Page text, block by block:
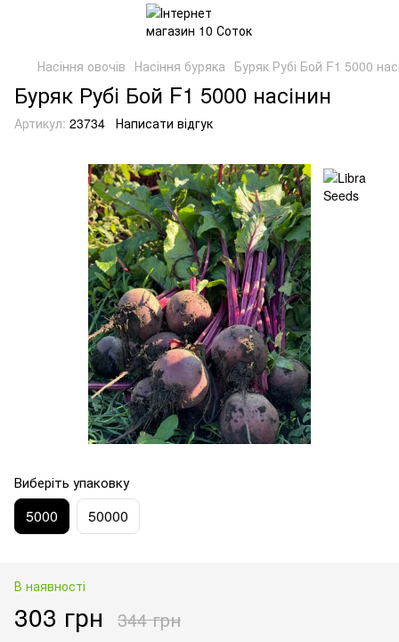
Насіння овочів Насіння буряка Буряк Рубі Бой F1 5000
Буряк Рубі Бой F1 5000 насінин
Артикул: 23734 Написати відгук
Виберіть упаковку
5000 50000
В наявності
303 грн 344 грн